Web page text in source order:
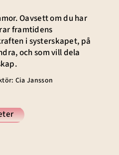
Oavsett om du har
framtidens
i systerskapet, på
och som vill dela
Cia Jansson